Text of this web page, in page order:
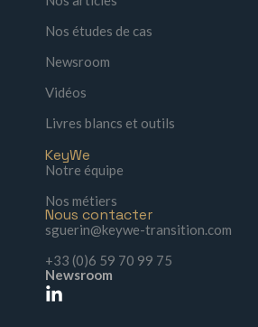
Nos études de cas
Newsroom
Vidéos
Livres blancs et outils
KeyWe
Notre équipe
Nos métiers
Nous contacter
sguerin@keywe-transition.com
+33 (0)6 59 70 99 75
Newsroom